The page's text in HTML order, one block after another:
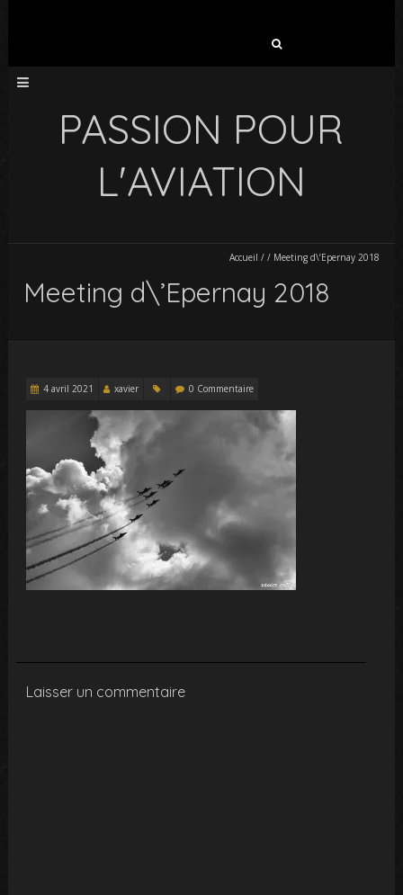
PASSION POUR
L'AVIATION
Accueil / / Meeting d\’Epernay 2018
Meeting d\’Epernay 2018
4 avril 2021 xavier 0 Commentaire
Laisser un commentaire